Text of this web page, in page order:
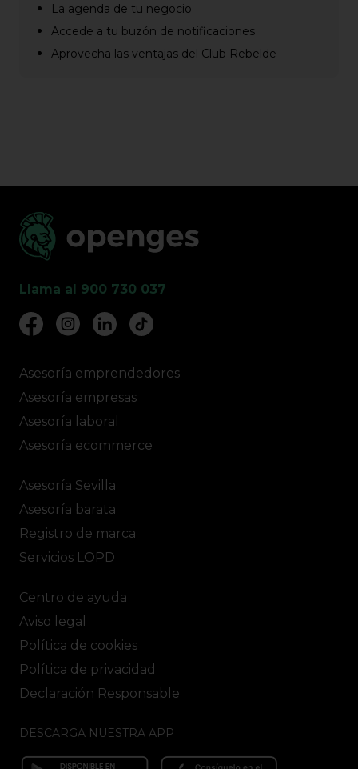
La agenda de tu negocio
Accede a tu buzón de notificaciones
Aprovecha las ventajas del Club Rebelde
Llama al 900 730 037
Asesoría emprendedores
Asesoría empresas
Asesoría laboral
Asesoría ecommerce
Asesoría Sevilla
Asesoría barata
Registro de marca
Servicios LOPD
Centro de ayuda
Aviso legal
Política de cookies
Política de privacidad
Declaración Responsable
DESCARGA NUESTRA APP